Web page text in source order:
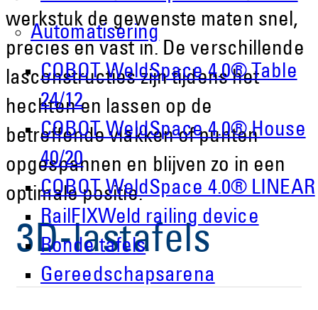
Automatisering
COBOT WeldSpace 4.0® Table
24/12
COBOT WeldSpace 4.0® House
40/20
COBOT WeldSpace 4.0® LINEAR
RailFIXWeld railing device
Ronde tafels
Gereedschapsarena
werkstuk de gewenste maten snel,
precies en vast in. De verschillende
lasconstructies zijn tijdens het
hechten en lassen op de
betreffende vlakken of punten
opgespannen en blijven zo in een
optimale positie.
3D-lastafels